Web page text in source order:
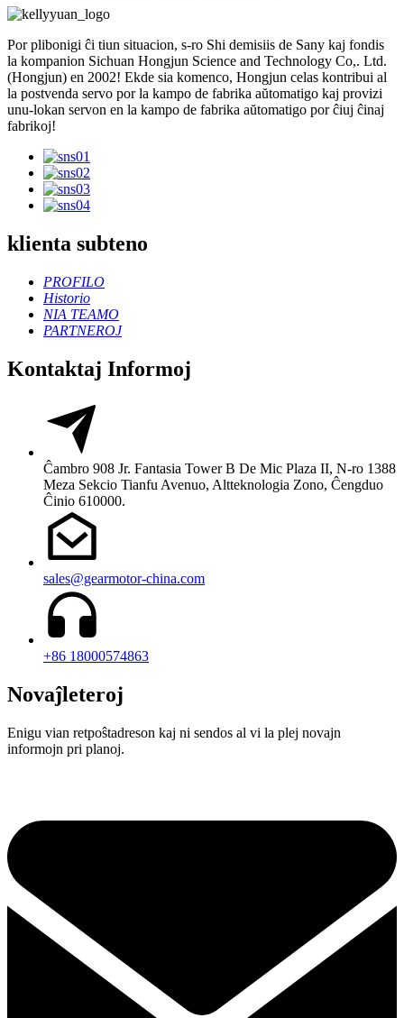
Por plibonigi ĉi tiun situacion, s-ro Shi demisiis de Sany kaj fondis
la kompanion Sichuan Hongjun Science and Technology Co,. Ltd.
(Hongjun) en 2002! Ekde sia komenco, Hongjun celas kontribui al
la postvenda servo por la kampo de fabrika aŭtomatigo kaj provizi
unu-lokan servon en la kampo de fabrika aŭtomatigo por ĉiuj ĉinaj
fabrikoj!
klienta subteno
PROFILO
Historio
NIA TEAMO
PARTNEROJ
Kontaktaj Informoj
Ĉambro 908 Jr. Fantasia Tower B De Mic Plaza II, N-ro 1388
Meza Sekcio Tianfu Avenuo, Altteknologia Zono, Ĉengduo
Ĉinio 610000.
sales@gearmotor-china.com
+86 18000574863
Novaĵleteroj
Enigu vian retpoŝtadreson kaj ni sendos al vi la plej novajn
informojn pri planoj.